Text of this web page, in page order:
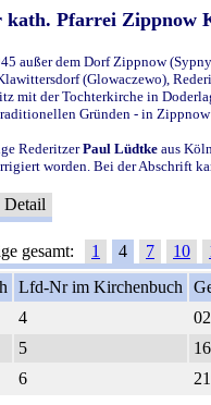
kath. Pfarrei Zippnow
außer dem Dorf Zippnow
(Glowaczewo),
mit der Tochterkirche in
Gründen - in Zippnow
RederitzerPaul Lüdtke aus
worden. Bei der Abschrift
Detail
gesamt: 1 4 7 10
Lfd-Nr im Kirchenbuch
4
5
6